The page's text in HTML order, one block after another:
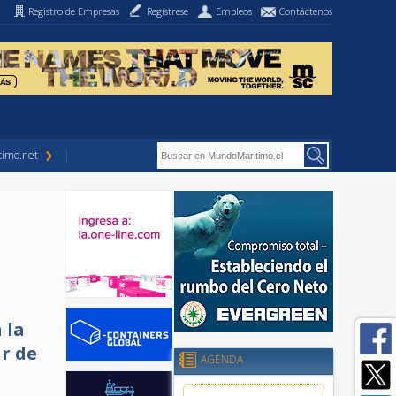
Registro de Empresas Regístrese Empleos Contáctenos
la
de
AGENDA